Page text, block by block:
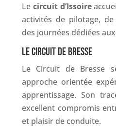
Le circuit d’Issoire
activités de pilotage,
des journées dédiées
LE CIRCUIT DE BRESSE
Le Circuit de Bresse
approche orientée
apprentissage. Son
excellent compromis
et plaisir de conduite.